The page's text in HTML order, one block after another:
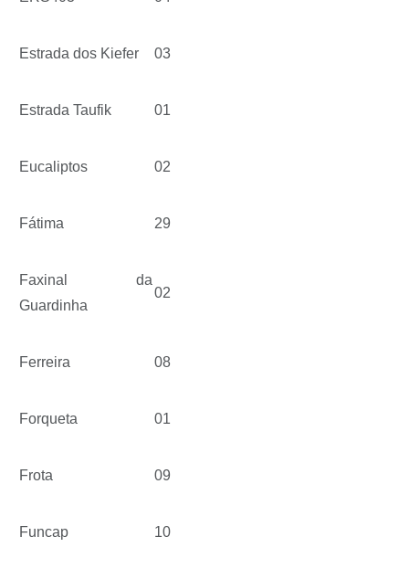
Estrada dos Kiefer 03
Estrada Taufik 01
Eucaliptos 02
Fátima 29
Faxinal da
Guardinha
02
Ferreira 08
Forqueta 01
Frota 09
Funcap 10